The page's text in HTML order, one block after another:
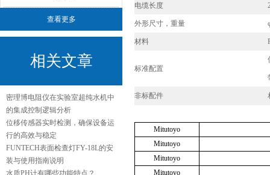
查看更多
相关文章
密理博电阻仪在实验室超纯水机中
的集成控制逻辑分析
位移传感器实时检测，确保设备运
行的高效与稳定
FUNTECH表面检查灯FY-18L的安
装与使用指南说明
水质PH计有哪些功能特点？
电缆长度
外形尺寸，重量
材料
标准配置
非标配件
Mitutoyo
Mitutoyo
Mitutoyo
Mitutoyo